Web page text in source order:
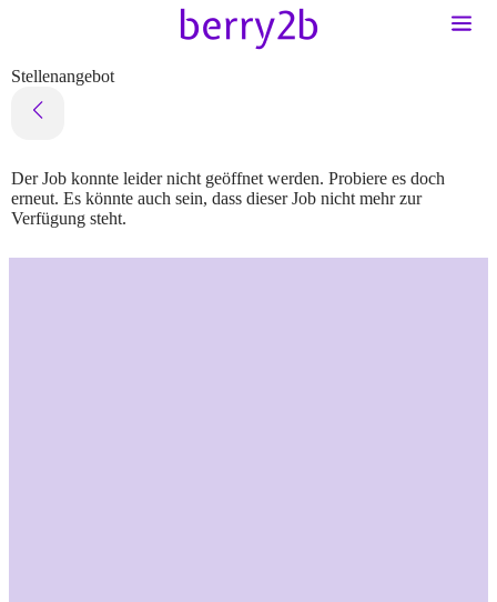
Stellenangebot
Der Job konnte leider nicht geöffnet werden. Probiere es doch
erneut. Es könnte auch sein, dass dieser Job nicht mehr zur
Verfügung steht.